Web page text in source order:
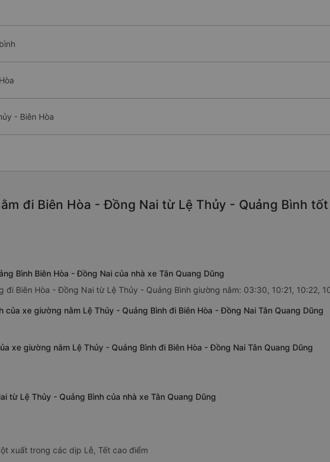
- Biên Hòa
đi Biên Hòa - Đồng Nai từ Lệ Thủy - Quảng Bình
Bình Biên Hòa - Đồng Nai của nhà xe Tân Quang Dũng
đi Biên Hòa - Đồng Nai từ Lệ Thủy - Quảng Bình giường nằm: 03:30, 10:21, 10:22,
xe giường nằm Lệ Thủy - Quảng Bình đi Biên Hòa - Đồng Nai Tân Quang Dũng
xe giường nằm Lệ Thủy - Quảng Bình đi Biên Hòa - Đồng Nai Tân Quang Dũng
từ Lệ Thủy - Quảng Bình của nhà xe Tân Quang Dũng
xuất trong các dịp Lễ, Tết cao điểm